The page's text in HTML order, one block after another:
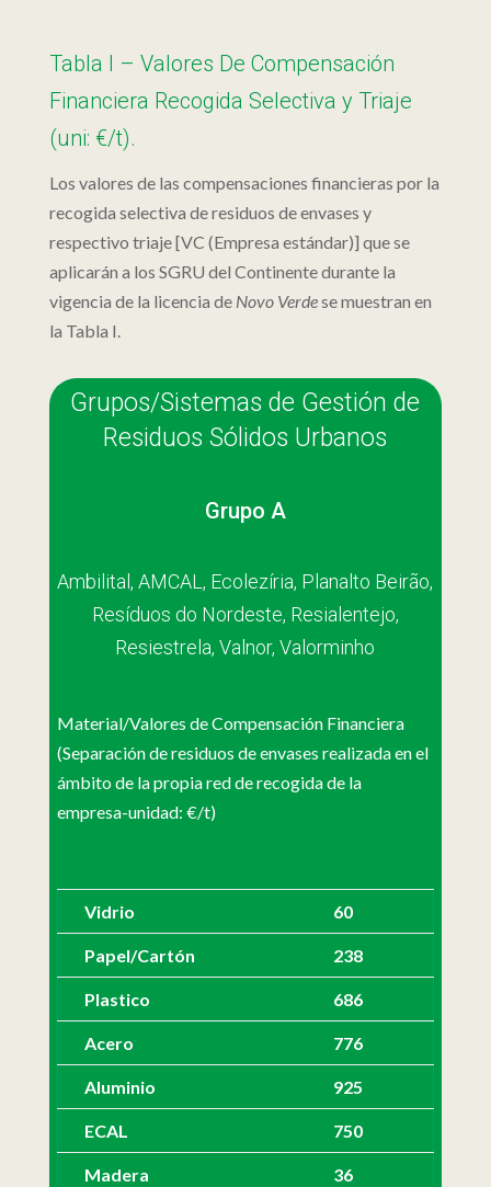
Tabla I – Valores De Compensación
Financiera Recogida Selectiva y Triaje
(uni: €/t).
Los valores de las compensaciones financieras por la
recogida selectiva de residuos de envases y
respectivo triaje[VC (Empresa estándar)] que se
aplicarán a los SGRU del Continente durante la
vigencia de la licencia de Novo Verdese muestran en
la Tabla I.
Grupos/Sistemas de Gestión de
Residuos Sólidos Urbanos
Grupo A
Ambilital, AMCAL, Ecolezíria, Planalto Beirão,
Resíduos do Nordeste, Resialentejo,
Resiestrela, Valnor, Valorminho
Material/Valores de Compensación Financiera
(Separación de residuos de envases realizada en el
ámbito de la propia red de recogida de la
empresa-unidad: €/t)
Vidrio 60
Papel/Cartón 238
Plastico 686
Acero 776
Aluminio 925
ECAL 750
Madera 36